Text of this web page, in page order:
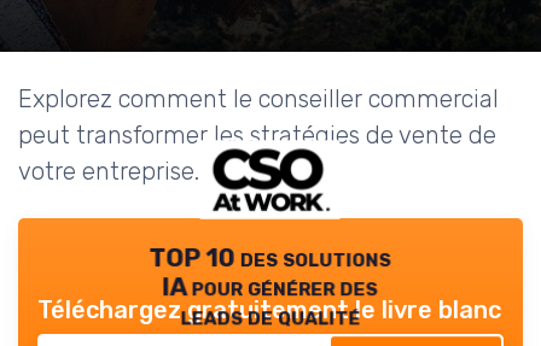
Explorez comment le conseiller commercial
peut transformer les stratégies de vente de
votre entreprise.
TOP 10 des solutions
IA pour générer des
leads de qualité
Téléchargez gratuitement le livre blanc